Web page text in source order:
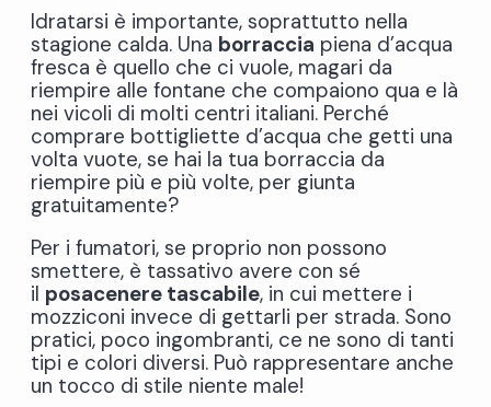
Idratarsi è importante, soprattutto nella
stagione calda. Una borraccia piena d’acqua
fresca è quello che ci vuole, magari da
riempire alle fontane che compaiono qua e là
nei vicoli di molti centri italiani. Perché
comprare bottigliette d’acqua che getti una
volta vuote, se hai la tua borraccia da
riempire più e più volte, per giunta
gratuitamente?
Per i fumatori, se proprio non possono
smettere, è tassativo avere con sé
il posacenere tascabile, in cui mettere i
mozziconi invece di gettarli per strada. Sono
pratici, poco ingombranti, ce ne sono di tanti
tipi e colori diversi. Può rappresentare anche
un tocco di stile niente male!